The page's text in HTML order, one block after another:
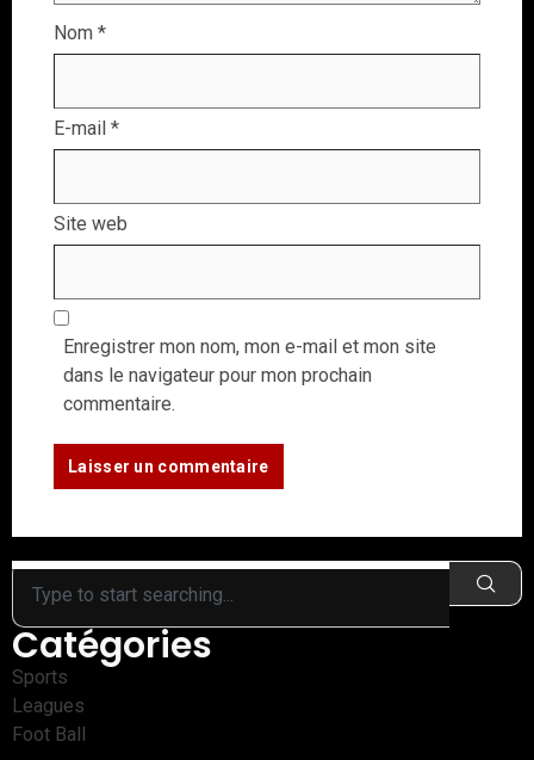
Nom *
E-mail *
Site web
Enregistrer mon nom, mon e-mail et mon site
dans le navigateur pour mon prochain
commentaire.
Catégories
Sports
Leagues
Foot Ball